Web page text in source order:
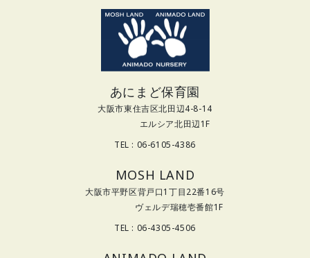
あにまど保育園
大阪市東住吉区北田辺4-8-14
エルシア北田辺1F
TEL : 06-6105-4386
MOSH LAND
大阪市平野区背戸口1丁目22番16号
ヴェルデ瑞穂壱番館1F
TEL : 06-4305-4506